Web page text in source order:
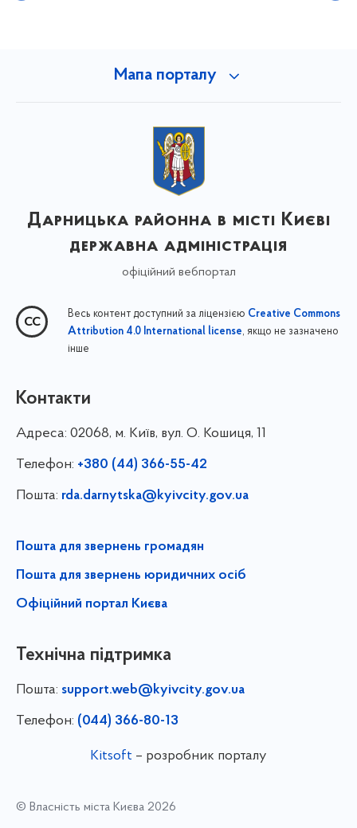
Мапа порталу
Дарницька районна в місті Києві
державна адміністрація
офіційний вебпортал
Весь контент доступний за ліцензією Creative Commons
Attribution 4.0 International license, якщо не зазначено
інше
Контакти
Адреса: 02068, м. Київ, вул. О. Кошиця, 11
Телефон: +380 (44) 366-55-42
Пошта: rda.darnytska@kyivcity.gov.ua
Пошта для звернень громадян
Пошта для звернень юридичних осіб
Офіційний портал Києва
Технічна підтримка
Пошта: support.web@kyivcity.gov.ua
Телефон: (044) 366-80-13
Kitsoft – розробник порталу
© Власність міста Києва 2026